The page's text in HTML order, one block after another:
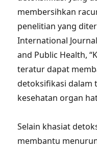
membersihkan
penelitian yang
International
and Public Health,
teratur dapat
detoksifikasi dalam
kesehatan organ
Selain khasiat
membantu